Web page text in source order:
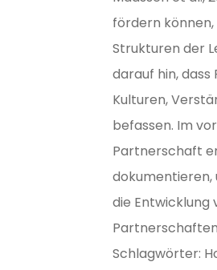
fördern
Strukturen der
darauf hin,
Kulturen,
befassen. Im
Partnerschaft
dokumentieren,
die
Schlagwörter: